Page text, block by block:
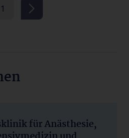
1
für Anästhesie,